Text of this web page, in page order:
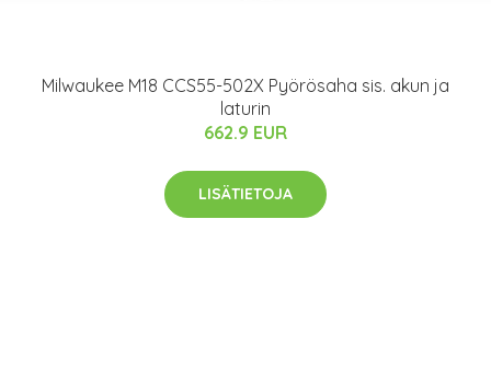
Milwaukee M18 CCS55-502X Pyörösaha sis. akun ja
laturin
662.9 EUR
LISÄTIETOJA